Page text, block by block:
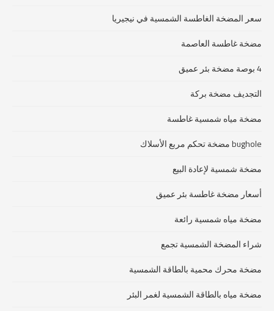
سعر المضخة الغاطسة الشمسية في نيجيريا
مضخة غاطسة العاصمة
4 بوصة مضخة بئر عميق
التجديف مضخة بركة
مضخة مياه شمسية غاطسة
bughole مضخة تحكم مربع الأسلاك
مضخة شمسية لإعادة البيع
أسعار مضخة غاطسة بئر عميق
مضخة مياه شمسية رائعة
شراء المضخة الشمسية تجمع
مضخة محرك محمية بالطاقة الشمسية
مضخة مياه بالطاقة الشمسية لغمر البئر